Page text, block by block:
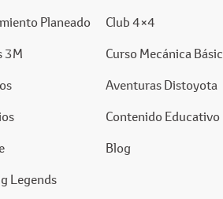
Planeado
3M
Legends
Club 4×4
Curso Mecánica
Aventuras Distoyota
Contenido Educativo
Blog